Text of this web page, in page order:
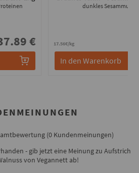
€
dunkles Sesammus
17.56€/kg
In den Warenkorb
(0 Kundenmeinungen)
- gib jetzt eine Meinung zu Aufstrich
von Vegannett ab!